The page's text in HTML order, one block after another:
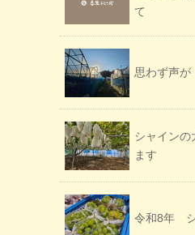
て
思わず声が
シャインの
ます
令和8年 シ